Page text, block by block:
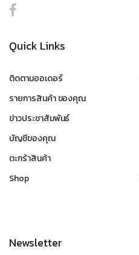
Quick Links
ติดตามออเดอร์
รายการสินค้า ของคุณ
ข่าวประชาสัมพันธ์
บัญชีของคุณ
ตะกร้าสินค้า
Shop
Newsletter